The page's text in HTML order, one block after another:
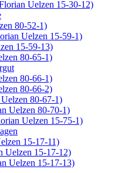
Uelzen 15-30-12)
80-52-1)
Uelzen 15-59-1)
15-59-13)
80-65-1)
80-66-1)
80-66-2)
80-67-1)
Uelzen 80-70-1)
Uelzen 15-75-1)
15-17-11)
Uelzen 15-17-12)
Uelzen 15-17-13)